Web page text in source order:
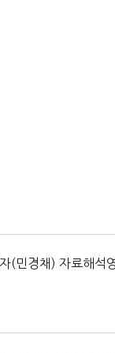
(민경채) 자료해석